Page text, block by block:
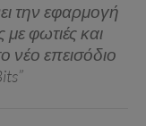
την εφαρμογή
φωτιές και
νέο επεισόδιο